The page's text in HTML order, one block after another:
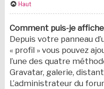
Haut
Comment puis-je
Depuis votre panneau
« profil » vous pouvez
l’une des quatre
Gravatar, galerie,
L’administrateur du